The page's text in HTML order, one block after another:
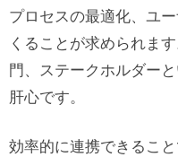
プロセスの最適化、ユ
くることが求められま
門、ステークホルダー
肝心です。
効率的に連携できるこ